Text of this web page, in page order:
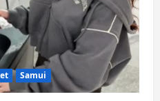
Samui